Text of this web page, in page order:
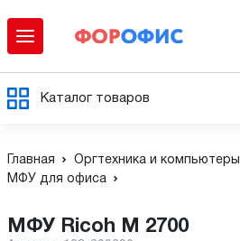
Каталог товаров
Главная Оргтехника и компьютеры
МФУ для офиса
МФУ Ricoh M 2700